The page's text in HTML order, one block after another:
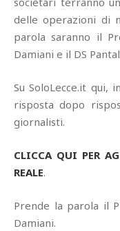
delle operazioni di
parola saranno il
Damiani e il DS
Su SoloLecce.it qui,
risposta dopo
giornalisti.
CLICCA QUI PER
REALE.
Prende la parola il
Damiani.